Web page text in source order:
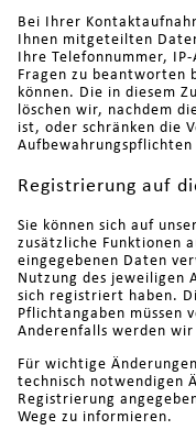
Bei Ihrer
Ihnen mitgeteilten
Ihre Telefonnummer,
Fragen zu beantworten
können. Die in diesem
löschen wir, nachdem
ist, oder schränken die
Aufbewahrungspflichten
Registrierung auf
Sie können sich auf
zusätzliche Funktionen
eingegebenen Daten
Nutzung des jeweiligen
sich registriert haben.
Pflichtangaben müssen
Anderenfalls werden
Für wichtige
technisch notwendigen
Registrierung
Wege zu informieren.